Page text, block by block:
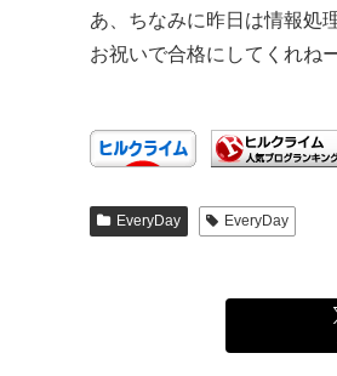
あ、ちなみに昨日は情報処
お祝いで合格にしてくれね
EveryDay EveryDay